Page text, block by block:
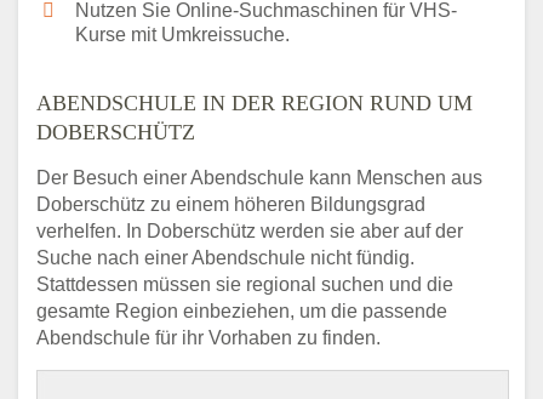
Nutzen Sie Online-Suchmaschinen für VHS-
Kurse mit Umkreissuche.
ABENDSCHULE IN DER REGION RUND UM
DOBERSCHÜTZ
Der Besuch einer Abendschule kann Menschen aus
Doberschütz zu einem höheren Bildungsgrad
verhelfen. In Doberschütz werden sie aber auf der
Suche nach einer Abendschule nicht fündig.
Stattdessen müssen sie regional suchen und die
gesamte Region einbeziehen, um die passende
Abendschule für ihr Vorhaben zu finden.